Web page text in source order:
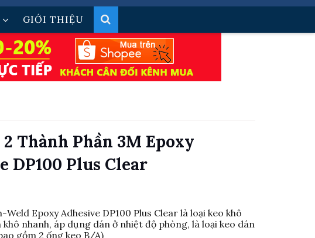
GIỚI THIỆU
2 Thành Phần 3M Epoxy
DP100 Plus Clear
Weld Epoxy Adhesive DP100 Plus Clear là loại keo khô
nhanh, áp dụng dán ở nhiệt độ phòng, là loại keo dán
gồm 2 ống keo B/A)